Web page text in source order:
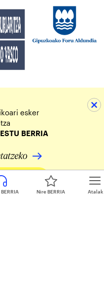
Atalak
Nire BERRIA
esker
BERRIA